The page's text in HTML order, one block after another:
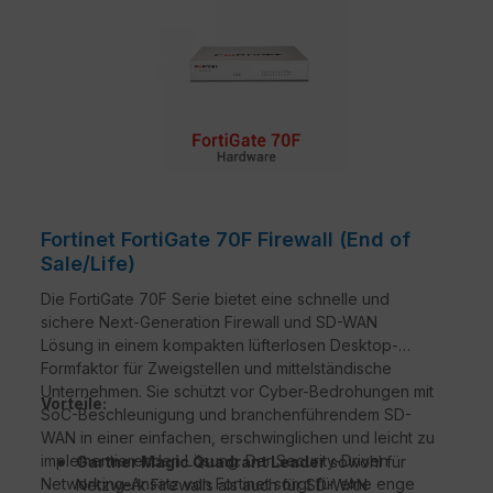
Fortinet FortiGate 70F Firewall (End of
Sale/Life)
Die FortiGate 70F Serie bietet eine schnelle und
sichere Next-Generation Firewall und SD-WAN
Lösung in einem kompakten lüfterlosen Desktop-
Formfaktor für Zweigstellen und mittelständische
Unternehmen. Sie schützt vor Cyber-Bedrohungen mit
SoC-Beschleunigung und branchenführendem SD-
WAN in einer einfachen, erschwinglichen und leicht zu
implementierenden Lösung. Der Security-Driven
Networking-Ansatz von Fortinet sorgt für eine enge
Vorteile:
Gartner Magic Quadrant Leadersowohl für
Netzwerk Firewalls als auch für SD-WAN